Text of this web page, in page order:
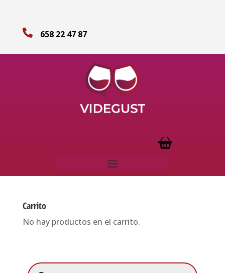
 658 22 47 87
Carrito
No hay productos en el carrito.
Búsqueda